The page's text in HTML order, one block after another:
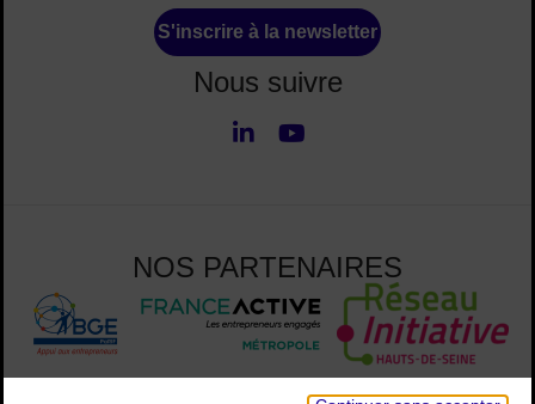
S'inscrire à la newsletter
Nous suivre
Nous suivre
NOS PARTENAIRES